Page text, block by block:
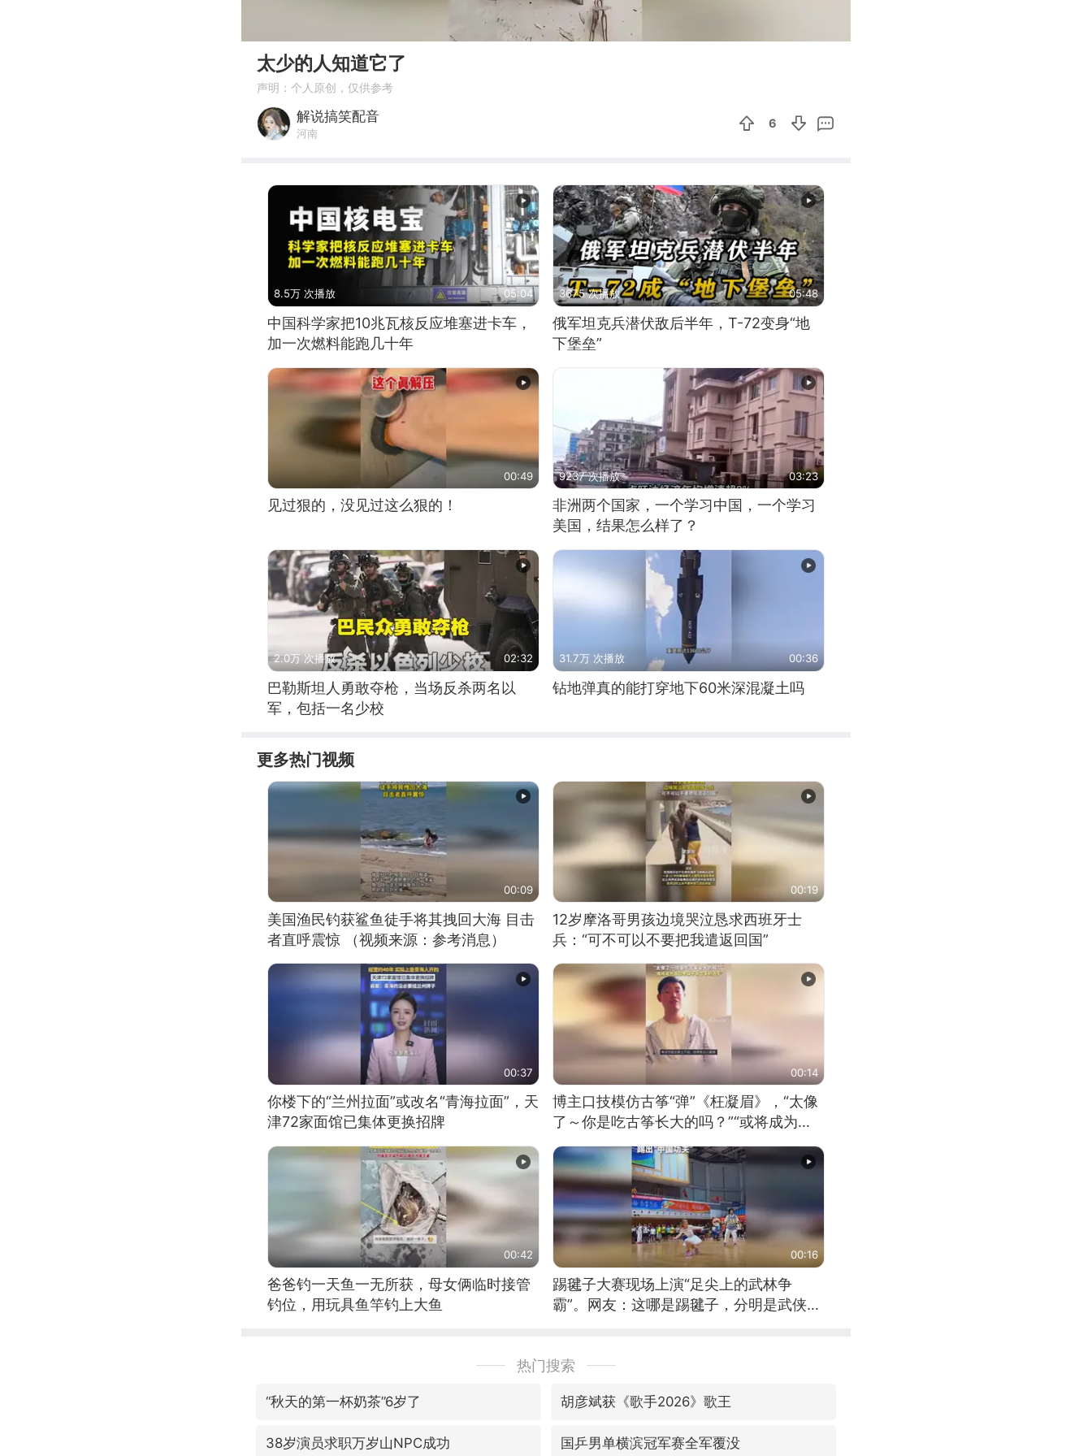
太少的人知道它了
声明：个人原创，仅供参考
解说搞笑配音
河南
6
8.5万 次播放 05:04
中国科学家把10兆瓦核反应堆塞进卡车，
加一次燃料能跑几十年
3675 次播放 05:48
俄军坦克兵潜伏敌后半年，T-72变身“地
下堡垒”
00:49
见过狠的，没见过这么狠的！
9237 次播放 03:23
非洲两个国家，一个学习中国，一个学习
美国，结果怎么样了？
2.0万 次播放 02:32
巴勒斯坦人勇敢夺枪，当场反杀两名以
军，包括一名少校
31.7万 次播放 00:36
钻地弹真的能打穿地下60米深混凝土吗
更多热门视频
00:09
美国渔民钓获鲨鱼徒手将其拽回大海 目击
者直呼震惊 （视频来源：参考消息）
00:19
12岁摩洛哥男孩边境哭泣恳求西班牙士
兵：“可不可以不要把我遣返回国”
00:37
你楼下的“兰州拉面”或改名“青海拉面”，天
津72家面馆已集体更换招牌
00:14
博主口技模仿古筝“弹”《枉凝眉》，“太像
了～你是吃古筝长大的吗？”“或将成为首
位考级不带古筝的选手。”（来源：新华每
日电讯）
00:42
爸爸钓一天鱼一无所获，母女俩临时接管
钓位，用玩具鱼竿钓上大鱼
00:16
踢毽子大赛现场上演“足尖上的武林争
霸”。网友：这哪是踢毽子，分明是武侠片
热门搜索
“秋天的第一杯奶茶”6岁了 胡彦斌获《歌手2026》歌王
38岁演员求职万岁山NPC成功 国乒男单横滨冠军赛全军覆没